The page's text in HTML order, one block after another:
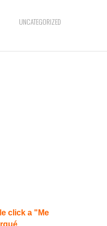
UNCATEGORIZED
click a "Me